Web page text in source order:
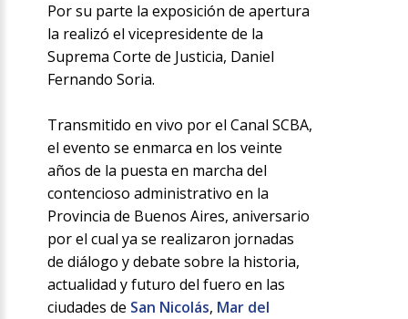
Por su parte la exposición de apertura
la realizó el vicepresidente de la
Suprema Corte de Justicia, Daniel
Fernando Soria.
Transmitido en vivo por el Canal SCBA,
el evento se enmarca en los veinte
años de la puesta en marcha del
contencioso administrativo en la
Provincia de Buenos Aires, aniversario
por el cual ya se realizaron jornadas
de diálogo y debate sobre la historia,
actualidad y futuro del fuero en las
ciudades de San Nicolás, Mar del